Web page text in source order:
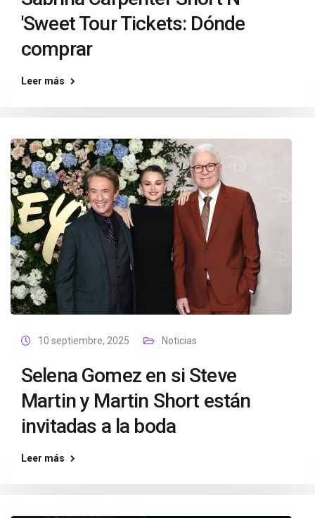
'Sweet Tour Tickets: Dónde
comprar
Leer más
10 septiembre, 2025 Noticias
Selena Gomez en si Steve
Martin y Martin Short están
invitadas a la boda
Leer más